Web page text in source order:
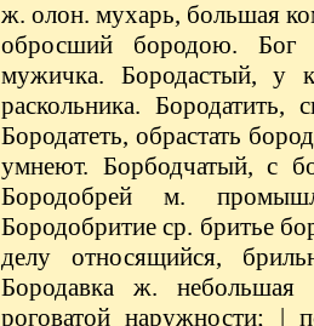
ж. олон. мухарь, большая
обросший бородою. Бог
мужичка. Бородастый, у
раскольника. Бородатить,
Бородатеть, обрастать
умнеют. Борбодчатый, с
Бородобрей м.
Бородобритие ср. бритье
делу относящийся,
Бородавка ж.
роговатой наружности; |